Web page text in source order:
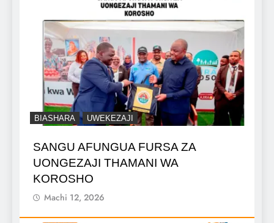
BIASHARA UWEKEZAJI
SANGU AFUNGUA FURSA ZA
UONGEZAJI THAMANI WA
KOROSHO
Machi 12, 2026